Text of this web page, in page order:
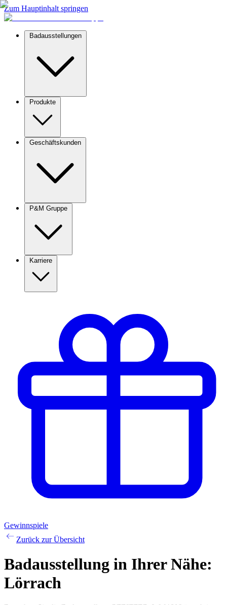
Zum Hauptinhalt springen
Badausstellungen
Produkte
Geschäftskunden
P&M Gruppe
Karriere
Gewinnspiele
Zurück zur Übersicht
Badausstellung in Ihrer Nähe:
Lörrach